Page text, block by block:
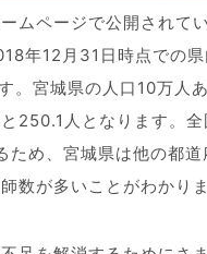
ムページで公開されて
年12月31日時点での
。宮城県の人口10万人
250.1人となります。全
め、宮城県は他の都道
数が多いことがわかりま